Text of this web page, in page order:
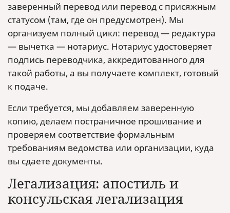
заверенный перевод или перевод с присяжным
статусом (там, где он предусмотрен). Мы
организуем полный цикл: перевод — редактура
— вычетка — нотариус. Нотариус удостоверяет
подпись переводчика, аккредитованного для
такой работы, а вы получаете комплект, готовый
к подаче.
Если требуется, мы добавляем заверенную
копию, делаем постраничное прошивание и
проверяем соответствие формальным
требованиям ведомства или организации, куда
вы сдаете документы.
Легализация: апостиль и
консульская легализация